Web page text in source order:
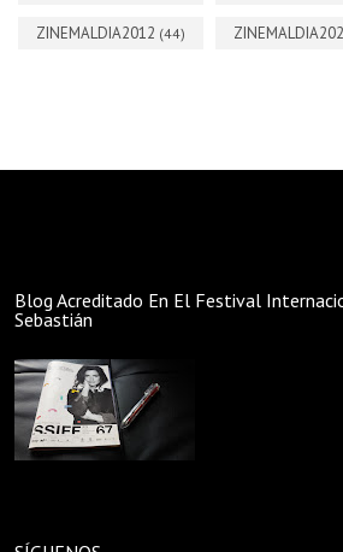
ZINEMALDIA2012 (44)
Blog Acreditado En El Festival
Sebastián